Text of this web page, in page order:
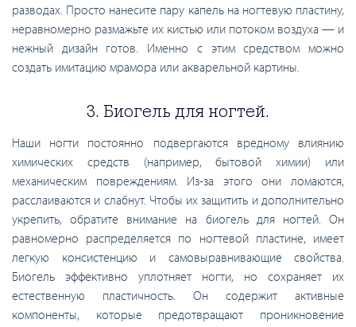
разводах. Просто нанесите пару капель на ногтевую пластину,
неравномерно размажьте их кистью или потоком воздуха — и
нежный дизайн готов. Именно с этим средством можно
создать имитацию мрамора или акварельной картины.
3. Биогель для ногтей.
Наши ногти постоянно подвергаются вредному влиянию
химических средств (например, бытовой химии) или
механическим повреждениям. Из-за этого они ломаются,
расслаиваются и слабнут. Чтобы их защитить и дополнительно
укрепить, обратите внимание на биогель для ногтей. Он
равномерно распределяется по ногтевой пластине, имеет
легкую консистенцию и самовыравнивающие свойства.
Биогель эффективно уплотняет ногти, но сохраняет их
естественную пластичность. Он содержит активные
компоненты, которые предотвращают проникновение